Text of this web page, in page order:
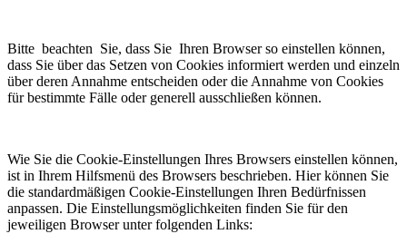
Bitte beachten Sie, dass Sie Ihren Browser so einstellen können,
dass Sie über das Setzen von Cookies informiert werden und einzeln
über deren Annahme entscheiden oder die Annahme von Cookies
für bestimmte Fälle oder generell ausschließen können.
Wie Sie die Cookie-Einstellungen Ihres Browsers einstellen können,
ist in Ihrem Hilfsmenü des Browsers beschrieben. Hier können Sie
die standardmäßigen Cookie-Einstellungen Ihren Bedürfnissen
anpassen. Die Einstellungsmöglichkeiten finden Sie für den
jeweiligen Browser unter folgenden Links: